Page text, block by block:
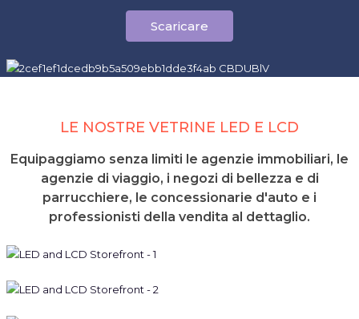
Scaricare
LE NOSTRE VETRINE LED E LCD
Equipaggiamo senza limiti le agenzie immobiliari, le
agenzie di viaggio, i negozi di bellezza e di
parrucchiere, le concessionarie d'auto e i
professionisti della vendita al dettaglio.